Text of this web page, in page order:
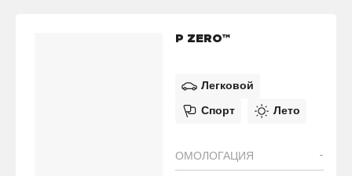
Все сезоны (0)
P ZERO™
Легковой
Спорт Лето
ОМОЛОГАЦИЯ -